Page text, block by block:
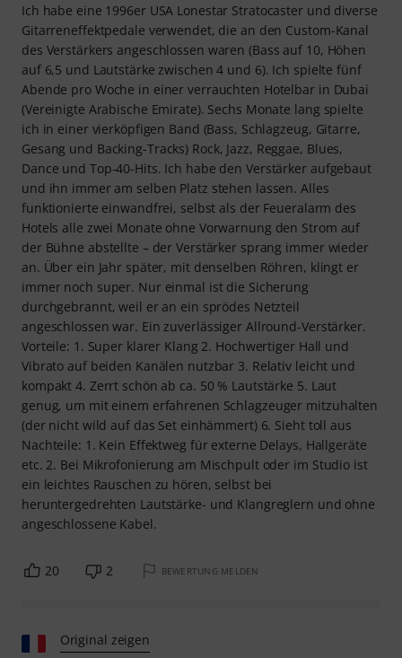
Ich habe eine 1996er USA Lonestar Stratocaster und diverse
Gitarreneffektpedale verwendet, die an den Custom-Kanal
des Verstärkers angeschlossen waren (Bass auf 10, Höhen
auf 6,5 und Lautstärke zwischen 4 und 6). Ich spielte fünf
Abende pro Woche in einer verrauchten Hotelbar in Dubai
(Vereinigte Arabische Emirate). Sechs Monate lang spielte
ich in einer vierköpfigen Band (Bass, Schlagzeug, Gitarre,
Gesang und Backing-Tracks) Rock, Jazz, Reggae, Blues,
Dance und Top-40-Hits. Ich habe den Verstärker aufgebaut
und ihn immer am selben Platz stehen lassen. Alles
funktionierte einwandfrei, selbst als der Feueralarm des
Hotels alle zwei Monate ohne Vorwarnung den Strom auf
der Bühne abstellte – der Verstärker sprang immer wieder
an. Über ein Jahr später, mit denselben Röhren, klingt er
immer noch super. Nur einmal ist die Sicherung
durchgebrannt, weil er an ein sprödes Netzteil
angeschlossen war. Ein zuverlässiger Allround-Verstärker.
Vorteile: 1. Super klarer Klang 2. Hochwertiger Hall und
Vibrato auf beiden Kanälen nutzbar 3. Relativ leicht und
kompakt 4. Zerrt schön ab ca. 50 % Lautstärke 5. Laut
genug, um mit einem erfahrenen Schlagzeuger mitzuhalten
(der nicht wild auf das Set einhämmert) 6. Sieht toll aus
Nachteile: 1. Kein Effektweg für externe Delays, Hallgeräte
etc. 2. Bei Mikrofonierung am Mischpult oder im Studio ist
ein leichtes Rauschen zu hören, selbst bei
heruntergedrehten Lautstärke- und Klangreglern und ohne
angeschlossene Kabel.
20 2 BEWERTUNG MELDEN
Original zeigen